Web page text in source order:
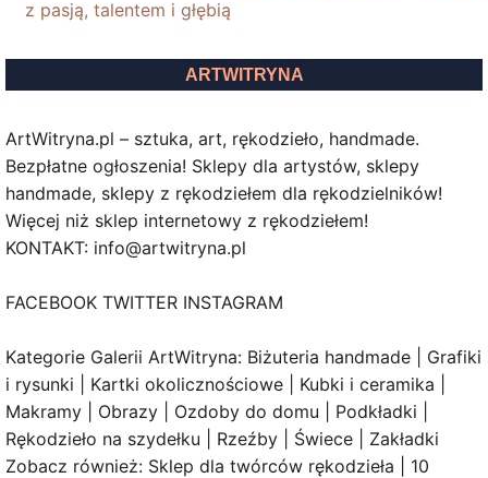
z pasją, talentem i głębią
ARTWITRYNA
ArtWitryna.pl – sztuka, art, rękodzieło, handmade.
Bezpłatne ogłoszenia! Sklepy dla artystów, sklepy
handmade, sklepy z rękodziełem dla rękodzielników!
Więcej niż sklep internetowy z rękodziełem!
KONTAKT: info@artwitryna.pl
FACEBOOK TWITTER INSTAGRAM
Kategorie Galerii ArtWitryna: Biżuteria handmade | Grafiki
i rysunki | Kartki okolicznościowe | Kubki i ceramika |
Makramy | Obrazy | Ozdoby do domu | Podkładki |
Rękodzieło na szydełku | Rzeźby | Świece | Zakładki
Zobacz również: Sklep dla twórców rękodzieła | 10